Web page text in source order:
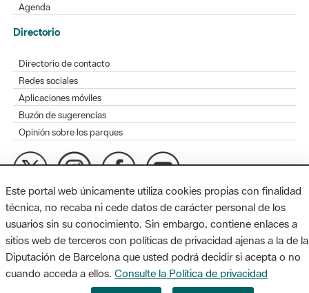
Agenda
Directorio
Directorio de contacto
Redes sociales
Aplicaciones móviles
Buzón de sugerencias
Opinión sobre los parques
MAPA WEB
Diputación de Barcelona. Edifici Llacuna, 1a planta. Badajoz, 49.
08005 Barcelona. Tel. 934 022 428 / xarxaparcs@diba.cat
Este portal web únicamente utiliza cookies propias con finalidad
técnica, no recaba ni cede datos de carácter personal de los
usuarios sin su conocimiento. Sin embargo, contiene enlaces a
sitios web de terceros con políticas de privacidad ajenas a la de la
Diputación de Barcelona que usted podrá decidir si acepta o no
cuando acceda a ellos. Consulte la Política de privacidad